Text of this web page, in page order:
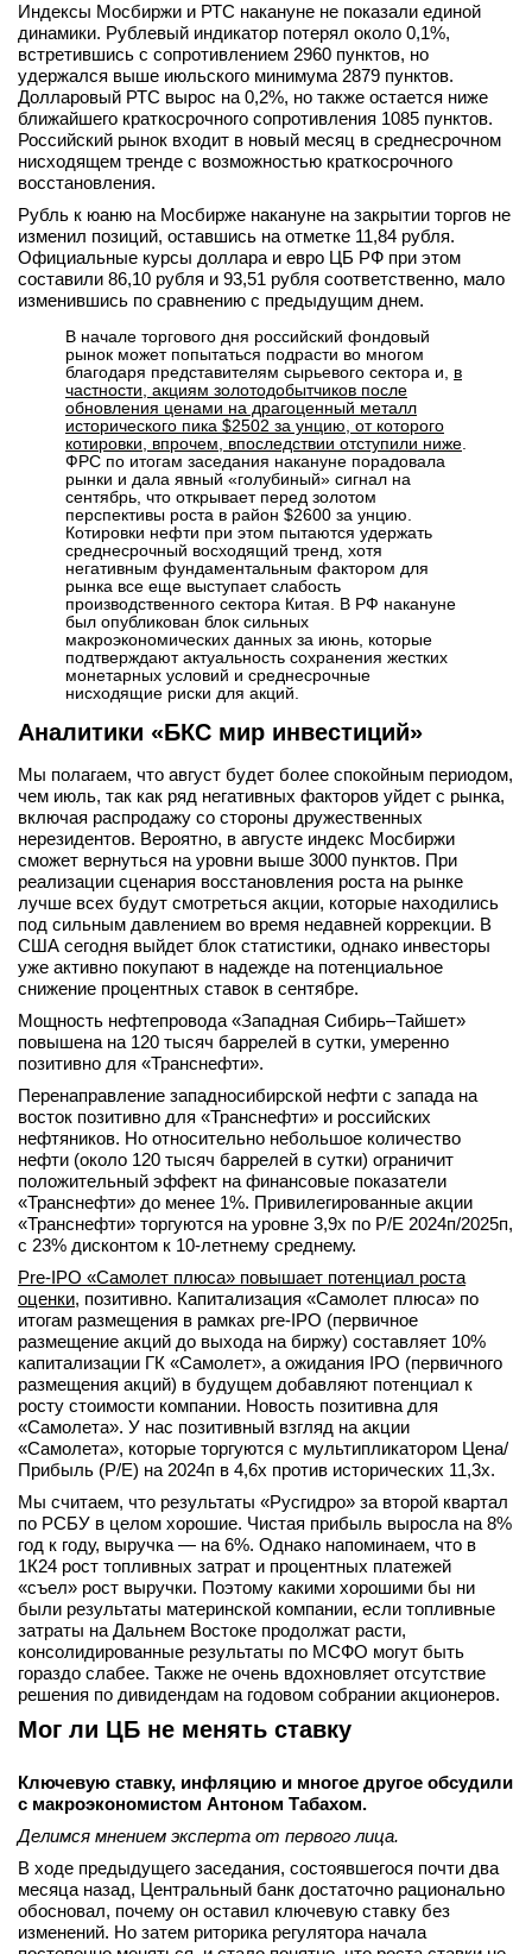
Индексы Мосбиржи и РТС накануне не показали единой
динамики. Рублевый индикатор потерял около 0,1%,
встретившись с сопротивлением 2960 пунктов, но
удержался выше июльского минимума 2879 пунктов.
Долларовый РТС вырос на 0,2%, но также остается ниже
ближайшего краткосрочного сопротивления 1085 пунктов.
Российский рынок входит в новый месяц в среднесрочном
нисходящем тренде с возможностью краткосрочного
восстановления.
Рубль к юаню на Мосбирже накануне на закрытии торгов не
изменил позиций, оставшись на отметке 11,84 рубля.
Официальные курсы доллара и евро ЦБ РФ при этом
составили 86,10 рубля и 93,51 рубля соответственно, мало
изменившись по сравнению с предыдущим днем.
В начале торгового дня российский фондовый
рынок может попытаться подрасти во многом
благодаря представителям сырьевого сектора и, в
частности, акциям золотодобытчиков после
обновления ценами на драгоценный металл
исторического пика $2502 за унцию, от которого
котировки, впрочем, впоследствии отступили ниже
ФРС по итогам заседания накануне порадовала
рынки и дала явный «голубиный» сигнал на
сентябрь, что открывает перед золотом
перспективы роста в район $2600 за унцию.
Котировки нефти при этом пытаются удержать
среднесрочный восходящий тренд, хотя
негативным фундаментальным фактором для
рынка все еще выступает слабость
производственного сектора Китая. В РФ накануне
был опубликован блок сильных
макроэкономических данных за июнь, которые
подтверждают актуальность сохранения жестких
монетарных условий и среднесрочные
нисходящие риски для акций.
Аналитики «БКС мир инвестиций»
Мы полагаем, что август будет более спокойным периодом,
чем июль, так как ряд негативных факторов уйдет с рынка,
включая распродажу со стороны дружественных
нерезидентов. Вероятно, в августе индекс Мосбиржи
сможет вернуться на уровни выше 3000 пунктов. При
реализации сценария восстановления роста на рынке
лучше всех будут смотреться акции, которые находились
под сильным давлением во время недавней коррекции. В
США сегодня выйдет блок статистики, однако инвесторы
уже активно покупают в надежде на потенциальное
снижение процентных ставок в сентябре.
Мощность нефтепровода «Западная Сибирь–Тайшет»
повышена на 120 тысяч баррелей в сутки, умеренно
позитивно для «Транснефти».
Перенаправление западносибирской нефти с запада на
восток позитивно для «Транснефти» и российских
нефтяников. Но относительно небольшое количество
нефти (около 120 тысяч баррелей в сутки) ограничит
положительный эффект на финансовые показатели
«Транснефти» до менее 1%. Привилегированные акции
«Транснефти» торгуются на уровне 3,9x по P/E 2024п/2025п,
с 23% дисконтом к 10-летнему среднему.
Pre-IPO «Самолет плюса» повышает потенциал роста
оценки, позитивно. Капитализация «Самолет плюса» по
итогам размещения в рамках pre-IPO (первичное
размещение акций до выхода на биржу) составляет 10%
капитализации ГК «Самолет», а ожидания IPO (первичного
размещения акций) в будущем добавляют потенциал к
росту стоимости компании. Новость позитивна для
«Самолета». У нас позитивный взгляд на акции
«Самолета», которые торгуются с мультипликатором Цена/
Прибыль (Р/Е) на 2024п в 4,6х против исторических 11,3х.
Мы считаем, что результаты «Русгидро» за второй квартал
по РСБУ в целом хорошие. Чистая прибыль выросла на 8%
год к году, выручка — на 6%. Однако напоминаем, что в
1К24 рост топливных затрат и процентных платежей
«съел» рост выручки. Поэтому какими хорошими бы ни
были результаты материнской компании, если топливные
затраты на Дальнем Востоке продолжат расти,
консолидированные результаты по МСФО могут быть
гораздо слабее. Также не очень вдохновляет отсутствие
решения по дивидендам на годовом собрании акционеров.
Мог ли ЦБ не менять ставку
Ключевую ставку, инфляцию и многое другое обсудили
с макроэкономистом Антоном Табахом.
Делимся мнением эксперта от первого лица.
В ходе предыдущего заседания, состоявшегося почти два
месяца назад, Центральный банк достаточно рационально
обосновал, почему он оставил ключевую ставку без
изменений. Но затем риторика регулятора начала